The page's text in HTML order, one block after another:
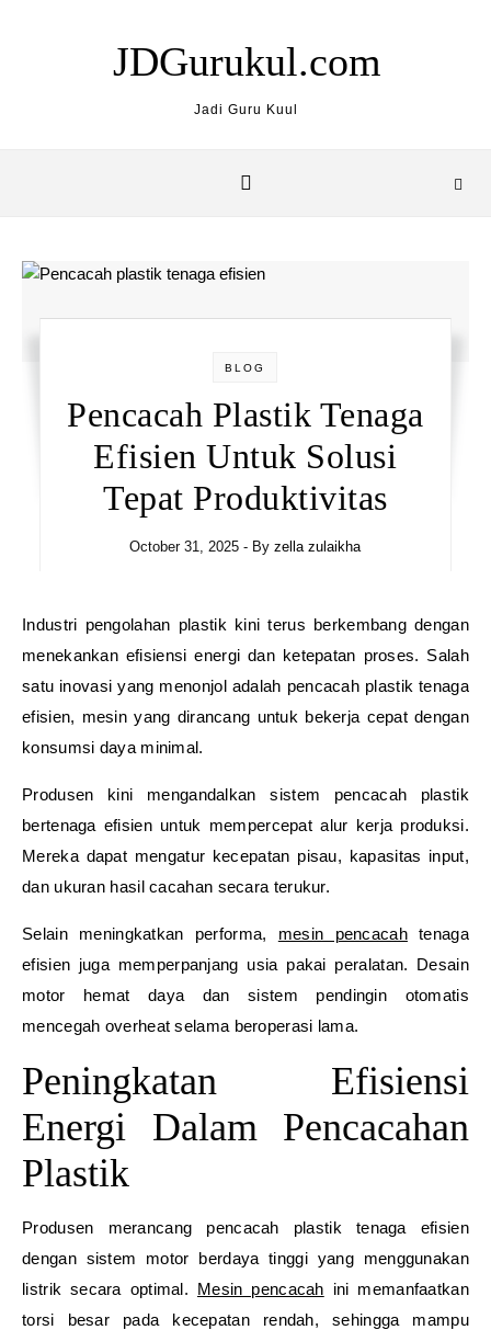
JDGurukul.com
Jadi Guru Kuul
BLOG
Pencacah Plastik Tenaga
Efisien Untuk Solusi
Tepat Produktivitas
October 31, 2025 - Byzella zulaikha
Industri pengolahan plastik kini terus berkembang dengan
menekankan efisiensi energi dan ketepatan proses. Salah
satu inovasi yang menonjol adalah pencacah plastik tenaga
efisien, mesin yang dirancang untuk bekerja cepat dengan
konsumsi daya minimal.
Produsen kini mengandalkan sistem pencacah plastik
bertenaga efisien untuk mempercepat alur kerja produksi.
Mereka dapat mengatur kecepatan pisau, kapasitas input,
dan ukuran hasil cacahan secara terukur.
Selain meningkatkan performa, mesin pencacahtenaga
efisien juga memperpanjang usia pakai peralatan. Desain
motor hemat daya dan sistem pendingin otomatis
mencegah overheat selama beroperasi lama.
Peningkatan Efisiensi
Energi Dalam Pencacahan
Plastik
Produsen merancang pencacah plastik tenaga efisien
dengan sistem motor berdaya tinggi yang menggunakan
listrik secara optimal. Mesin pencacah ini memanfaatkan
torsi besar pada kecepatan rendah, sehingga mampu